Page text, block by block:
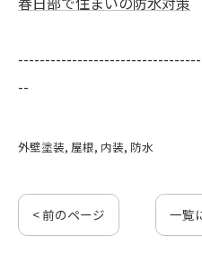
--
外壁塗装 屋根 内装 防水
< 前のページ 一覧